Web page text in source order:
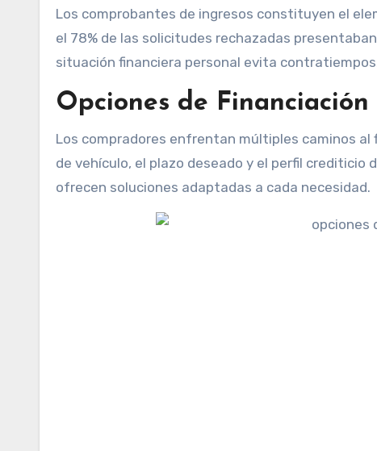
Los comprobantes de ingresos constituyen el
el 78% de las solicitudes rechazadas
situación financiera personal evita
Opciones de
Los compradores enfrentan múltiples caminos
de vehículo, el plazo deseado y el perfil
ofrecen soluciones adaptadas a cada necesidad.